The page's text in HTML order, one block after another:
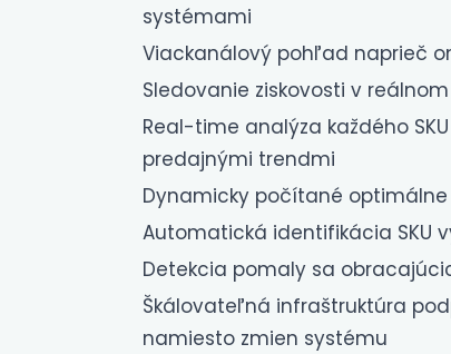
systémami
Viackanálový pohľad naprieč
Sledovanie ziskovosti v
Real-time analýza každého
predajnými trendmi
Dynamicky počítané
Automatická identifikácia SKU
Detekcia pomaly sa
Škálovateľná infraštruktúra
namiesto zmien systému